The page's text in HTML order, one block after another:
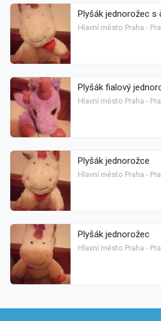
Plyšák jednorožec s
Hlavní město Praha -
Plyšák fialový
Hlavní město Praha -
Plyšák jednorožce
Hlavní město Praha -
Plyšák jednorožec
Hlavní město Praha -